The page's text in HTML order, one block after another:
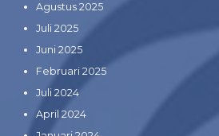
Agustus 2025
Juli 2025
Juni 2025
Februari 2025
Juli 2024
April 2024